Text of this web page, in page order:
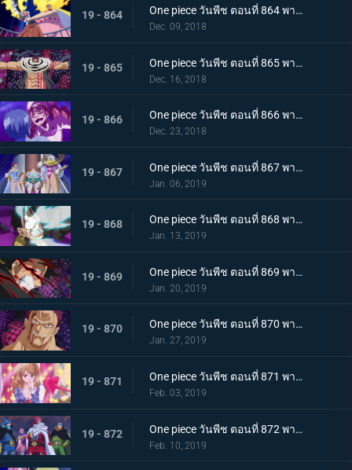
19 - 864 One piece วันพีช ตอนที่ 864 พากย์ไทย การปะทะกันระหว่าง! สี่จักรพรรดิ ปะทะ พวกหมวกฟาง!
Dec. 09, 2018
19 - 865 One piece วันพีช ตอนที่ 865 พากย์ไทย เคล็ดลับวิชาจากเรย์ลี่! การพลิกเกมการต่อสู้กับคาตาคุริได้เริ่มขึ้นแล้ว
Dec. 16, 2018
19 - 866 One piece วันพีช ตอนที่ 866 พากย์ไทย ในที่สุดก็กลับมา! ซันจิ ชายผู้หยุดสี่จักรพรรดิ
Dec. 23, 2018
19 - 867 One piece วันพีช ตอนที่ 867 พากย์ไทย ศัตรูในเงามืด! นักลอบสังหารจู่โจมลูฟี่!
Jan. 06, 2019
19 - 868 One piece วันพีช ตอนที่ 868 พากย์ไทย การตัดสินใจของลูกผู้ชาย เดิมพันครั้งใหญ๋ที่แลกด้วยชีวิต
Jan. 13, 2019
19 - 869 One piece วันพีช ตอนที่ 869 พากย์ไทย จงตื่นขึ้นมา! ฮาคิสังเกตการณ์ สู่สุดยอดความแข็งแกร่ง!
Jan. 20, 2019
19 - 870 One piece วันพีช ตอนที่ 870 พากย์ไทย หมัดความเร็วสุดยอด! เกียร์ 4 ใหม่เริ่มทำงาน
Jan. 27, 2019
19 - 871 One piece วันพีช ตอนที่ 871 พากย์ไทย ศึกบทสรุป! การต่อสู้แห่งศักดิ์ศรีกับคาตาคุริ!
Feb. 03, 2019
19 - 872 One piece วันพีช ตอนที่ 872 พากย์ไทย เข้าตาจน! กำแพงเหล็กล้อมกรอบลูฟี่!
Feb. 10, 2019